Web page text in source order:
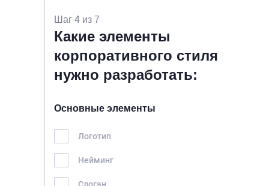
Шаг 4 из 7
Какие элементы
корпоративного стиля
нужно разработать:
Основные элементы
Логотип
Нейминг
Слоган